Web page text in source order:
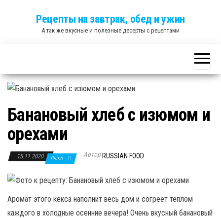
Рецепты на завтрак, обед и ужин
А так же вкусные и полезные десерты с рецептами
Банановый хлеб с изюмом и
орехами
15.11.2020 Выкл. Автор RUSSIAN FOOD
Аромат этого кекса наполнит весь дом и согреет теплом
каждого в холодные осенние вечера! Очень вкусный банановый